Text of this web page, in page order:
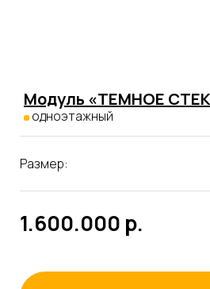
Модуль «ТЕМНОЕ
одноэтажный
Размер:
1.600.000 р.